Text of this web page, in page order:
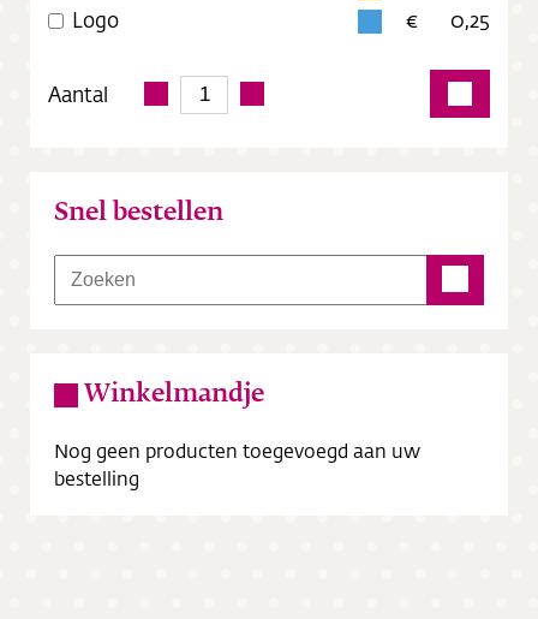
Logo
0,25
Aantal
Snel bestellen
Winkelmandje
Nog geen producten toegevoegd aan uw
bestelling